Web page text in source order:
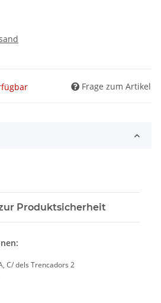
Frage zum Artikel
Produktsicherheit
C/ dels Trencadors 2